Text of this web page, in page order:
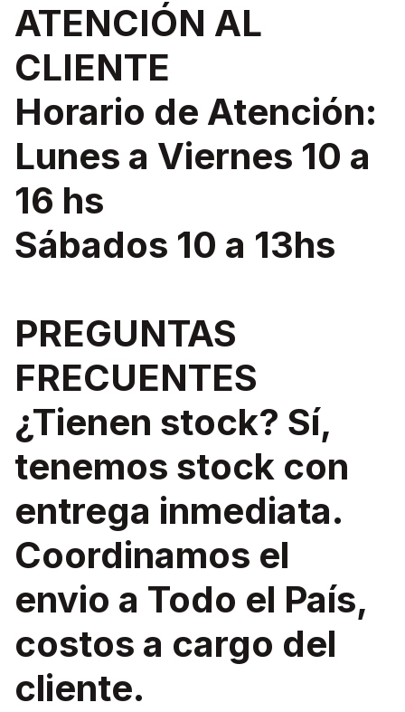
ATENCIÓN AL
CLIENTE
Horario de Atención:
Lunes a Viernes 10 a
16 hs
Sábados 10 a 13hs
PREGUNTAS
FRECUENTES
¿Tienen stock? Sí,
tenemos stock con
entrega inmediata.
Coordinamos el
envio a Todo el País,
costos a cargo del
cliente.